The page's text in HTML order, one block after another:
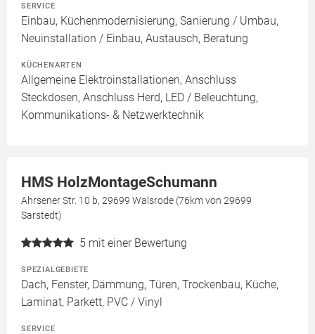
SERVICE
Einbau, Küchenmodernisierung, Sanierung / Umbau,
Neuinstallation / Einbau, Austausch, Beratung
KÜCHENARTEN
Allgemeine Elektroinstallationen, Anschluss
Steckdosen, Anschluss Herd, LED / Beleuchtung,
Kommunikations- & Netzwerktechnik
HMS HolzMontageSchumann
Ahrsener Str. 10 b, 29699 Walsrode (76km von 29699
Sarstedt)
5 mit einer Bewertung
SPEZIALGEBIETE
Dach, Fenster, Dämmung, Türen, Trockenbau, Küche,
Laminat, Parkett, PVC / Vinyl
SERVICE